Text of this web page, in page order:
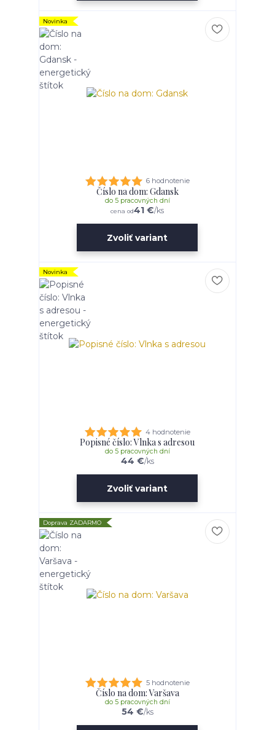
Novinka
6 hodnotenie
Číslo na dom: Gdansk
cena od41 €/ks
do 5 pracovných dní
Zvoliť variant
Novinka
4 hodnotenie
Popisné číslo: Vlnka s adresou
44 €/ks
do 5 pracovných dní
Zvoliť variant
Doprava ZADARMO
5 hodnotenie
Číslo na dom: Varšava
54 €/ks
do 5 pracovných dní